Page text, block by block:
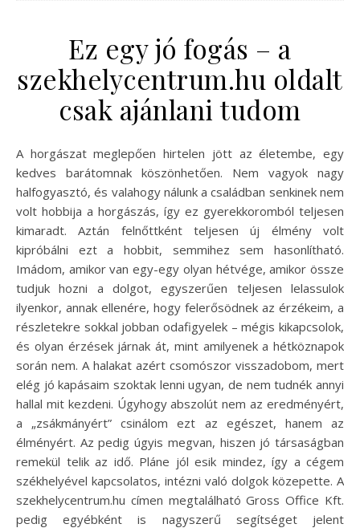
Ez egy jó fogás – a
szekhelycentrum.hu oldalt
csak ajánlani tudom
A horgászat meglepően hirtelen jött az életembe, egy
kedves barátomnak köszönhetően. Nem vagyok nagy
halfogyasztó, és valahogy nálunk a családban senkinek nem
volt hobbija a horgászás, így ez gyerekkoromból teljesen
kimaradt. Aztán felnőttként teljesen új élmény volt
kipróbálni ezt a hobbit, semmihez sem hasonlítható.
Imádom, amikor van egy-egy olyan hétvége, amikor össze
tudjuk hozni a dolgot, egyszerűen teljesen lelassulok
ilyenkor, annak ellenére, hogy felerősödnek az érzékeim, a
részletekre sokkal jobban odafigyelek – mégis kikapcsolok,
és olyan érzések járnak át, mint amilyenek a hétköznapok
során nem. A halakat azért csomószor visszadobom, mert
elég jó kapásaim szoktak lenni ugyan, de nem tudnék annyi
hallal mit kezdeni. Úgyhogy abszolút nem az eredményért,
a „zsákmányért” csinálom ezt az egészet, hanem az
élményért. Az pedig úgyis megvan, hiszen jó társaságban
remekül telik az idő. Pláne jól esik mindez, így a cégem
székhelyével kapcsolatos, intézni való dolgok közepette. A
szekhelycentrum.hu címen megtalálható Gross Office Kft.
pedig egyébként is nagyszerű segítséget jelent